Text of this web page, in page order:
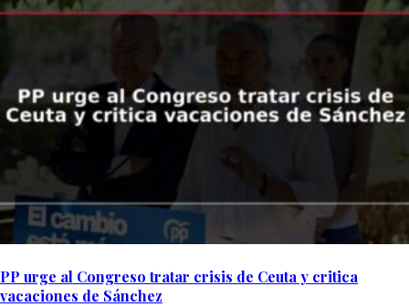
PP urge al Congreso tratar crisis de Ceuta y critica
vacaciones de Sánchez